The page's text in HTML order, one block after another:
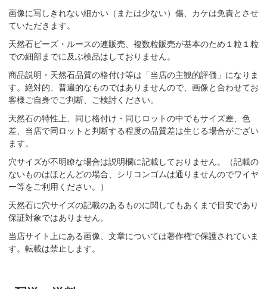
画像に写しきれない細かい（または少ない）傷、カケは免責とさせ
ていただきます。
天然石ビーズ・ルースの連販売、複数粒販売が基本のため１粒１粒
での細部までに及ぶ検品はしておりません。
商品説明・天然石品質の格付け等は「当店の主観的評価」になりま
す。絶対的、普遍的なものではありませんので、画像と合わせてお
客様ご自身でご判断、ご検討ください。
天然石の特性上、同じ格付け・同じロットの中でもサイズ差、色
差、当店で同ロットと判断する程度の品質差は生じる場合がござい
ます。
穴サイズが不明瞭な場合は説明欄に記載しておりません。（記載の
ないものはほとんどの場合、シリコンゴムは通りませんのでワイヤ
ー等をご利用ください。）
天然石に穴サイズの記載のあるものに関してもあくまで目安であり
保証対象ではありません。
当店サイト上にある画像、文章については著作権で保護されていま
す。転載は禁止します。